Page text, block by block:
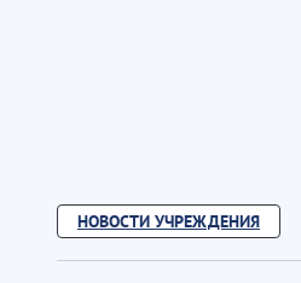
НОВОСТИ УЧРЕЖДЕНИЯ